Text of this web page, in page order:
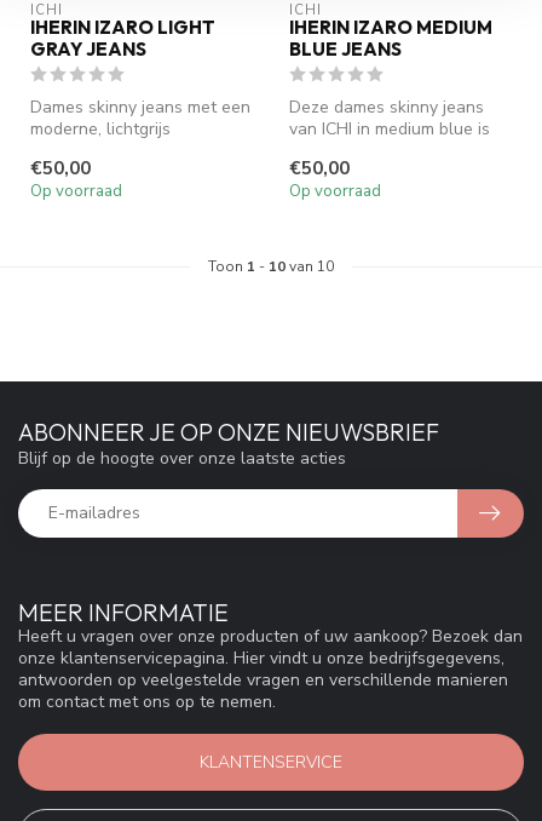
ICHI
IHERIN IZARO LIGHT
GRAY JEANS
Dames skinny jeans met een
moderne, lichtgrijs
IHERIN Iza...
€50,00
Op voorraad
ICHI
IHERIN IZARO MEDIUM
BLUE JEANS
Deze dames skinny jeans
van ICHI in medium blue is
IH...
€50,00
Op voorraad
Toon 1 - 10van 10
MEER INFORMATIE
Heeft u vragen over onze producten of uw aankoop? Bezoek dan
onze klantenservicepagina. Hier vindt u onze bedrijfsgegevens,
antwoorden op veelgestelde vragen en verschillende manieren
om contact met ons op te nemen.
KLANTENSERVICE
ABONNEER JE OP ONZE NIEUWSBRIEF
Blijf op de hoogte over onze laatste acties